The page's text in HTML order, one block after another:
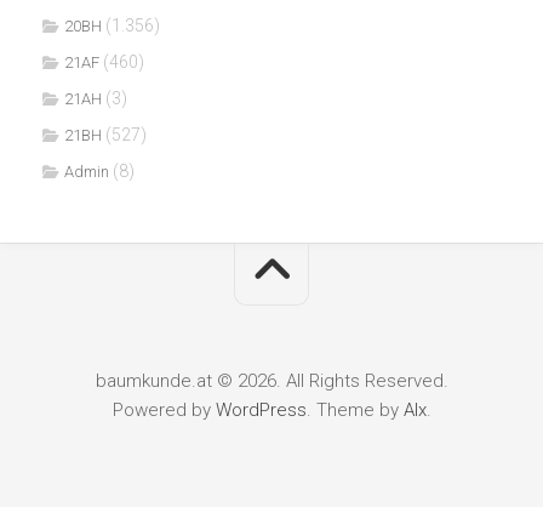
20BH (1.356)
21AF (460)
21AH (3)
21BH (527)
Admin (8)
baumkunde.at © 2026. All Rights Reserved.
Powered by WordPress. Theme by Alx.